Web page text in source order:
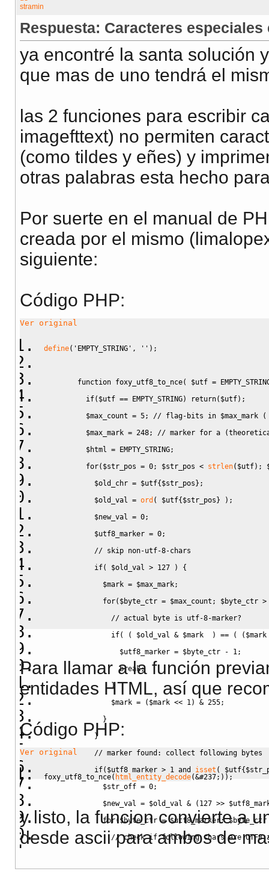
Respuesta: Caracteres especiales
ya encontré la santa solución
que mas de uno tendrá el
las 2 funciones para escribir
imagefttext) no permiten
(como tildes y eñes) y
otras palabras esta hecho
Por suerte en el manual de
creada por el mismo
siguiente:
Código PHP:
Ver original
define( 'EMPTY_STRING' , '' ) ;
function foxy_utf8_to_nce( $utf =
if( $utf == EMPTY_STRING) return( $utf) ;
$max_count = 5;
// flag-bits in $max_mark (
$max_mark = 248;
// marker for a
$html
= EMPTY_STRING;
for( $str_pos = 0; $str_pos < strlen( $utf) ;
$old_chr = $utf{$str_pos} ;
$old_val
= ord ( $utf{$str_pos} ) ;
$new_val
= 0;
$utf8_marker = 0;
// skip non-utf-8-chars
if( $old_val > 127 )
{
$mark = $max_mark;
for( $byte_ctr = $max_count ; $byte_ctr >
// actual byte is utf-8-marker?
if( ( $old_val & $mark ) == ( ( $mark
$utf8_marker = $byte_ctr - 1 ;
break;
}
$mark = ( $mark << 1 ) & 255;
}
}
// marker found: collect following bytes
if( $utf8_marker > 1 and isset ( $utf{
$str_off = 0;
$new_val
= $old_val & ( 127 >>
for( $byte_ctr = $utf8_marker; $byte_ctr
// check if following chars are
if( (ord($utf{$str_pos + 1}) & 192)
Para llamar a la función
entidades HTML, así que
Código PHP:
Ver original
foxy_utf8_to_nce( html_entity_decode(&#237;));
y listo, la funcion convierte a
desde ascii para ambos de